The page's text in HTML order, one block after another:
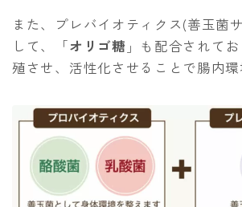
また、プレバイオティクス(善玉菌
して、「オリゴ糖 」も配合されて
殖させ、活性化させることで腸内環